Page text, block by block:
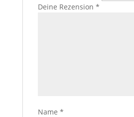
Deine Rezension *
Name *